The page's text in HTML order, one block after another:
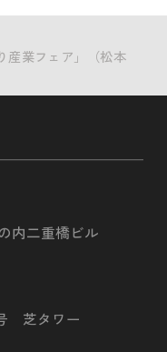
産業フェア」（松本
内二重橋ビル
芝タワー